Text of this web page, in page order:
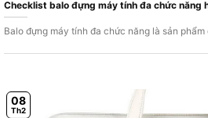
Checklist balo đựng máy tính đa chức năng
Balo đựng máy tính đa chức năng là sản
08
Th2